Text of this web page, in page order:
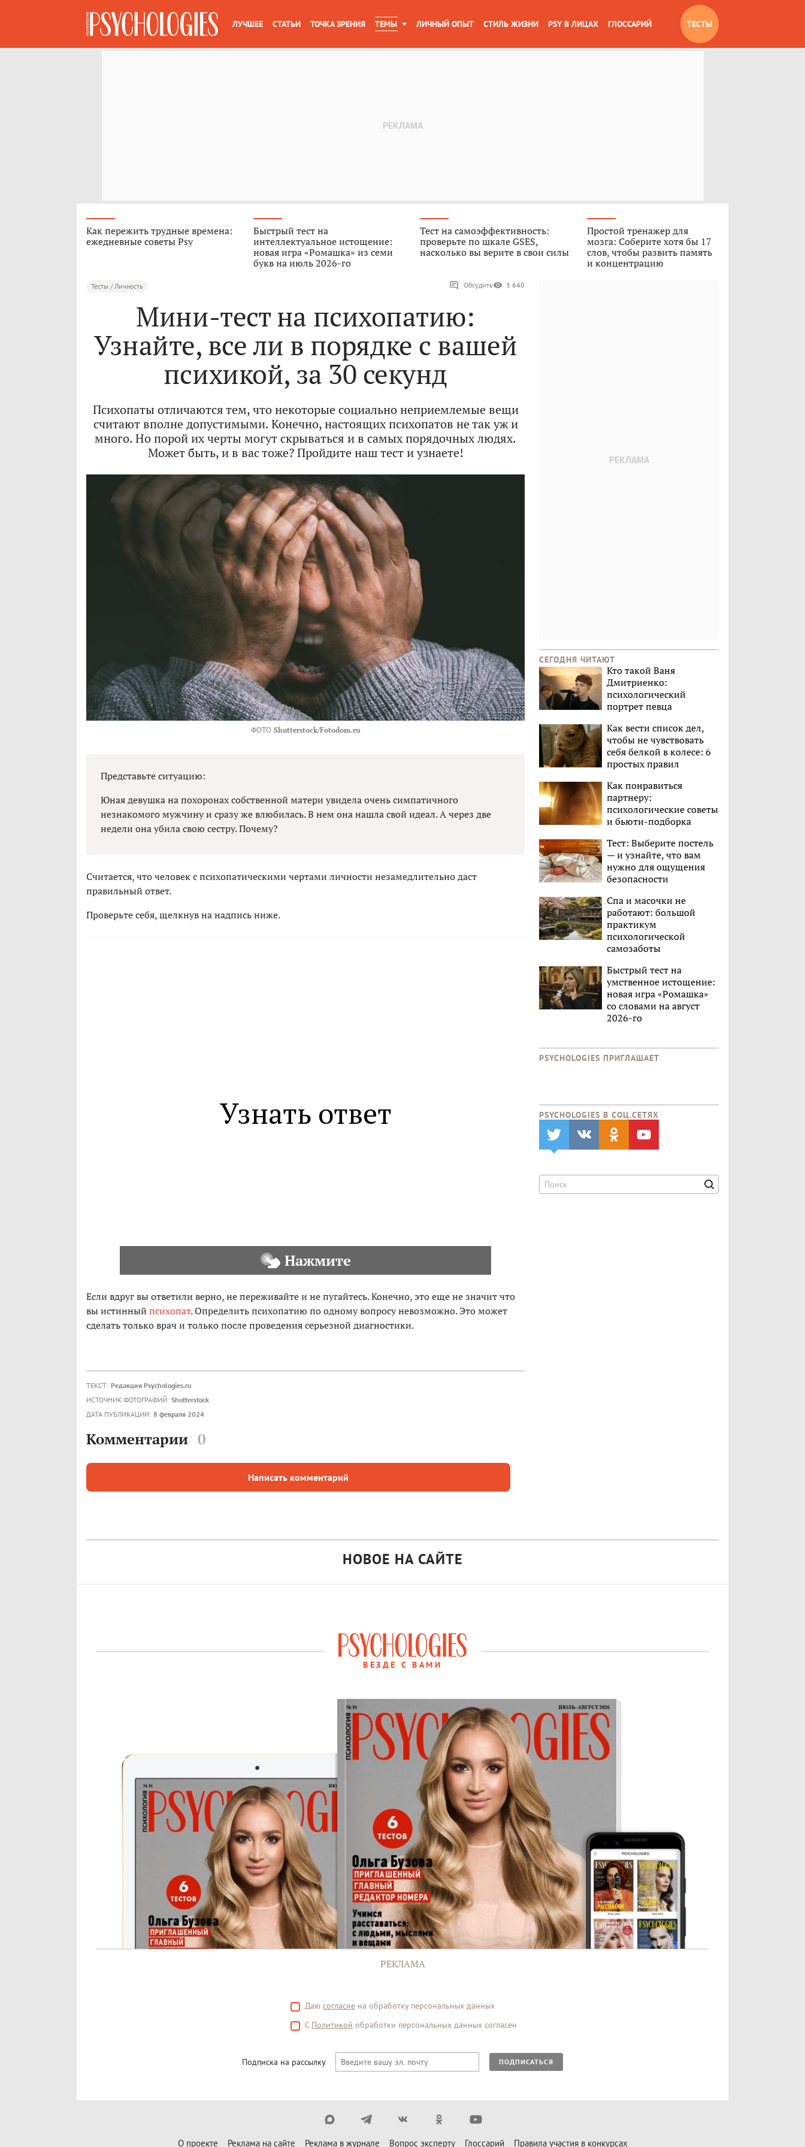
ЛУЧШЕЕ СТАТЬИ ТОЧКА ЗРЕНИЯ ТЕМЫ ЛИЧНЫЙ ОПЫТ СТИЛЬ ЖИЗНИ PSY В ЛИЦАХ ГЛОССАРИЙ ТЕСТЫ
Как пережить трудные времена:
ежедневные советы Psy
Быстрый тест на
интеллектуальное истощение:
новая игра «Ромашка» из семи
букв на июль 2026-го
Тест на самоэффективность:
проверьте по шкале GSES,
насколько вы верите в свои силы
Простой тренажер для
мозга: Соберите хотя бы 17
слов, чтобы развить память
и концентрацию
Тесты / Личность Обсудить 3 640
Мини-тест на психопатию:
Узнайте, все ли в порядке с вашей
психикой, за 30 секунд
Психопаты отличаются тем, что некоторые социально неприемлемые вещи
считают вполне допустимыми. Конечно, настоящих психопатов не так уж и
много. Но порой их черты могут скрываться и в самых порядочных людях.
Может быть, и в вас тоже? Пройдите наш тест и узнаете!
ФОТО Shutterstock/Fotodom.ru
Представьте ситуацию:
Юная девушка на похоронах собственной матери увидела очень симпатичного
незнакомого мужчину и сразу же влюбилась. В нем она нашла свой идеал. А через две
недели она убила свою сестру. Почему?
Считается, что человек с психопатическими чертами личности незамедлительно даст
правильный ответ.
Проверьте себя, щелкнув на надпись ниже.
Узнать ответ
Нажмите
Если вдруг вы ответили верно, не переживайте и не пугайтесь. Конечно, это еще не значит что
вы истинный психопат. Определить психопатию по одному вопросу невозможно. Это может
сделать только врач и только после проведения серьезной диагностики.
ТЕКСТ: Редакция Psychologies.ru
ИСТОЧНИК ФОТОГРАФИЙ: Shutterstock
ДАТА ПУБЛИКАЦИИ: 8 февраля 2024
Комментарии 0
Написать комментарий
СЕГОДНЯ ЧИТАЮТ
Кто такой Ваня
Дмитриенко:
психологический
портрет певца
Как вести список дел,
чтобы не чувствовать
себя белкой в колесе: 6
простых правил
Как понравиться
партнеру:
психологические советы
и бьюти-подборка
Тест: Выберите постель
— и узнайте, что вам
нужно для ощущения
безопасности
Спа и масочки не
работают: большой
практикум
психологической
самозаботы
Быстрый тест на
умственное истощение:
новая игра «Ромашка»
со словами на август
2026-го
PSYCHOLOGIES ПРИГЛАШАЕТ
PSYCHOLOGIES В CОЦ.СЕТЯХ
НОВОЕ НА САЙТЕ
ВЕЗДЕ С ВАМИ
РЕКЛАМА
Даю согласие на обработку персональных данных
С Политикой обработки персональных данных согласен
Подписка на рассылку ПОДПИСАТЬСЯ
О проекте Реклама на сайте Реклама в журнале Вопрос эксперту Глоссарий Правила участия в конкурсах